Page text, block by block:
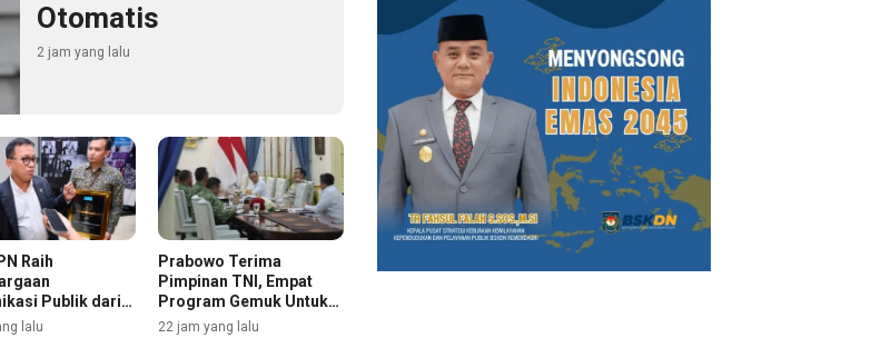
Otomatis
2 jam yang lalu
Raih
Publik dari
lalu
Prabowo Terima
Pimpinan TNI, Empat
Program Gemuk Untuk
Rakyat Dilaporkan
22 jam yang lalu